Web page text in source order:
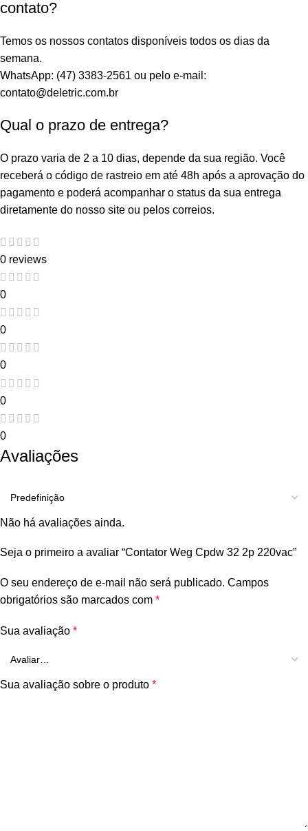
contato?
Temos os nossos contatos disponíveis todos os dias da
semana.
WhatsApp: (47) 3383-2561 ou pelo e-mail:
contato@deletric.com.br
Qual o prazo de entrega?
O prazo varia de 2 a 10 dias, depende da sua região. Você
receberá o código de rastreio em até 48h após a aprovação do
pagamento e poderá acompanhar o status da sua entrega
diretamente do nosso site ou pelos correios.
0 reviews
0
0
0
0
0
Avaliações
Não há avaliações ainda.
Seja o primeiro a avaliar “Contator Weg Cpdw 32 2p 220vac”
O seu endereço de e-mail não será publicado. Campos
obrigatórios são marcados com *
Sua avaliação *
Sua avaliação sobre o produto *